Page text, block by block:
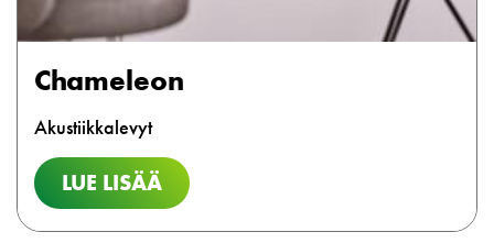
Chameleon
Akustiikkalevyt
LUE LISÄÄ